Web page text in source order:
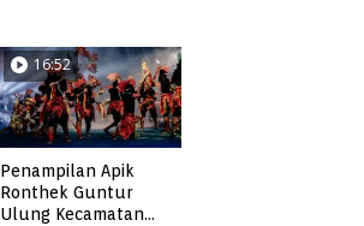
16:52
Penampilan Apik
Ronthek Guntur
Ulung Kecamatan